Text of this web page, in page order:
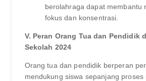
berolahraga dapat membantu
fokus dan konsentrasi.
V. Peran Orang Tua dan Pendidik
Sekolah 2024
Orang tua dan pendidik berperan
mendukung siswa sepanjang proses